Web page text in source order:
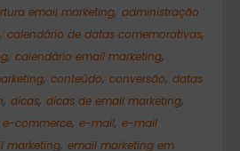
email marketing, administração
, calendário de datas comemorativas,
, calendário email marketing,
, conteúdo, conversão, datas
, dicas, dicas de email marketing,
e-commerce, e-mail, e-mail
marketing, email marketing em